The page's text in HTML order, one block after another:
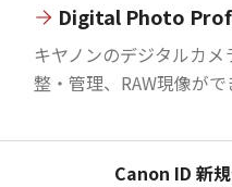
Digital Photo
キヤノンのデジタルカ
整・管理、RAW現像がで
Canon ID 新